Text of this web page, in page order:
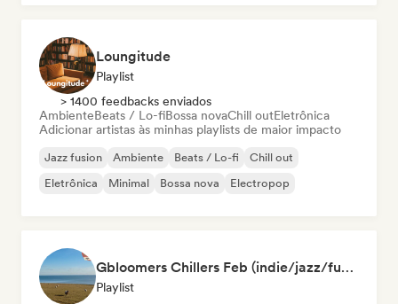
Loungitude
Playlist
> 1400 feedbacks enviados
AmbienteBeats / Lo-fiBossa novaChill outEletrônica
Adicionar artistas às minhas playlists de maior impacto
Jazz fusion Ambiente Beats / Lo-fi
Chill out
Eletrônica
Minimal Bossa nova Electropop
Gbloomers Chillers Feb (indie/jazz/funk/psych)
Playlist